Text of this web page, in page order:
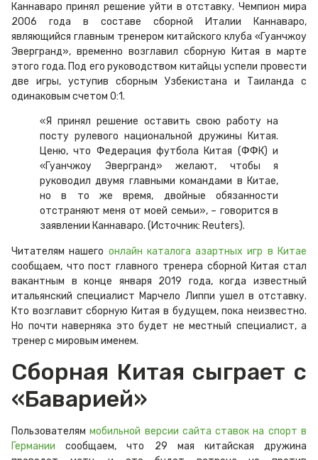
Каннаваро принял решение уйти в отставку. Чемпион мира
2006 года в составе сборной Италии Каннаваро,
являющийся главным тренером китайского клуба «Гуанчжоу
Эвергранд», временно возглавил сборную Китая в марте
этого года. Под его руководством китайцы успели провести
две игры, уступив сборным Узбекистана и Таиланда с
одинаковым счетом 0:1.
«Я принял решение оставить свою работу на
посту рулевого национальной дружины Китая.
Ценю, что Федерация футбола Китая (ФФК) и
«Гуанчжоу Эвергранд» желают, чтобы я
руководил двумя главными командами в Китае,
но в то же время, двойные обязанности
отстраняют меня от моей семьи», – говорится в
заявлении Каннаваро. (Источник: Reuters).
Читателям нашего онлайн каталога азартных игр в Китае
сообщаем, что пост главного тренера сборной Китая стал
вакантным в конце января 2019 года, когда известный
итальянский специалист Марчело Липпи ушел в отставку.
Кто возглавит сборную Китая в будущем, пока неизвестно.
Но почти наверняка это будет не местный специалист, а
тренер с мировым именем.
Сборная Китая сыграет с
«Баварией»
Пользователяммобильной версии сайта ставок на спорт в
Германии сообщаем, что 29 мая китайская дружина